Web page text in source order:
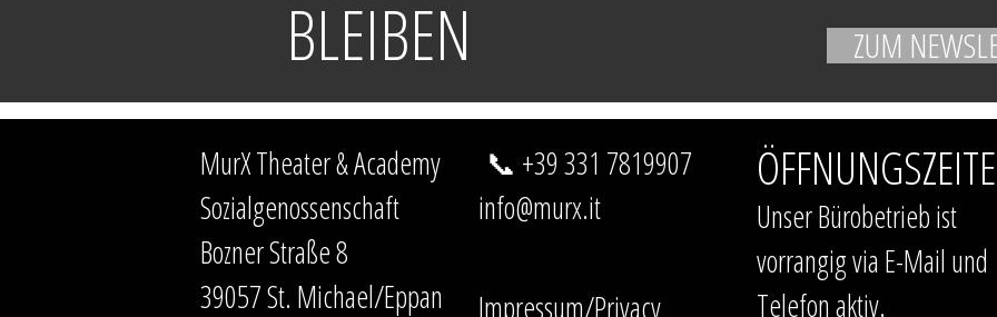
BLEIBEN
MurX Theater & Academy
Sozialgenossenschaft
Bozner Straße 8
39057 St. Michael/Eppan
📞 +39 331 7819907
info@murx.it
Impressum/Privacy
Unser Bürobetrieb ist
vorrangig via E-Mail und
Telefon aktiv.